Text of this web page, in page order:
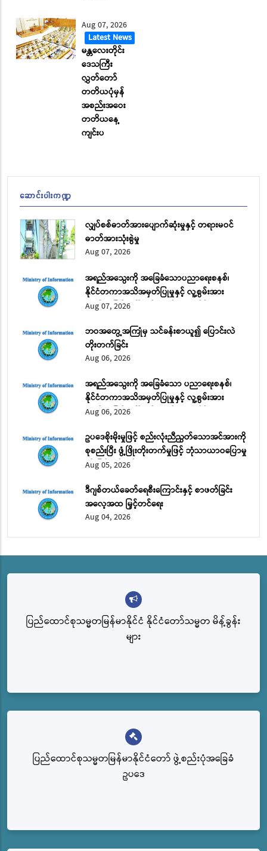
Aug 07, 2026
Latest News
မန္တလေးတိုင်း
ဒေသကြီး
လွှတ်တော်
တတိယပုံမှန်
အစည်းအဝေး
တတိယနေ့
ကျင်းပ
ဆောင်းပါးကဏ္ဍ
လျှပ်စစ်ဓာတ်အားပျောက်ဆုံးမှုနှင့် တရားမဝင်
ဓာတ်အားသုံးစွဲမှု
Aug 07, 2026
အရည်အသွေးကို အခြေခံသောပညာရေးစနစ်၊
နိုင်ငံတကာအသိအမှတ်ပြုမှုနှင့် လူ့စွမ်းအား
အရင်းအမြစ် ဖွံ့ဖြိုးတိုးတက်ရေး အပိုင်း (၂)
Aug 07, 2026
ဘဝအတွေ့အကြုံမှ သင်ခန်းစာယူ၍ ပြောင်းလဲ
တိုးတက်ခြင်း
Aug 06, 2026
အရည်အသွေးကို အခြေခံသော ပညာရေးစနစ်၊
နိုင်ငံတကာအသိအမှတ်ပြုမှုနှင့် လူ့စွမ်းအား
အရင်းအမြစ် ဖွံ့ဖြိုးတိုးတက်ရေး အပိုင်း (၁)
Aug 06, 2026
ဥပဒေစိုးမိုးမှုဖြင့် စည်းလုံးညီညွတ်သောအင်အားကို
စုစည်းပြီး ဖွံ့ဖြိုးတိုးတက်မှုဖြင့် ဘုံသာယာဝပြောမှု
ကို မြှင့်တင်မည်
Aug 05, 2026
ဒီဂျစ်တယ်ခေတ်ရေစီးကြောင်းနှင့် စာဖတ်ခြင်း
အလေ့အထ မြှင့်တင်ရေး
Aug 04, 2026
ပြည်ထောင်စုသမ္မတမြန်မာနိုင်ငံ နိုင်ငံတော်သမ္မတ မိန့်ခွန်း
များ
ပြည်‌ထောင်စုသမ္မတမြန်မာနိုင်ငံတော် ဖွဲ့စည်းပုံအခြေခံ
ဥပဒေ